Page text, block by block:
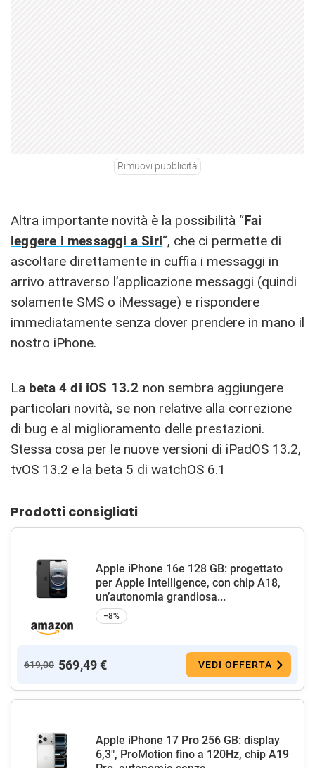
Rimuovi pubblicità
Altra importante novità è la possibilità “Fai
leggere i messaggi a Siri“, che ci permette di
ascoltare direttamente in cuffia i messaggi in
arrivo attraverso l’applicazione messaggi (quindi
solamente SMS o iMessage) e rispondere
immediatamente senza dover prendere in mano il
nostro iPhone.
La beta 4 di iOS 13.2 non sembra aggiungere
particolari novità, se non relative alla correzione
di bug e al miglioramento delle prestazioni.
Stessa cosa per le nuove versioni di iPadOS 13.2,
tvOS 13.2 e la beta 5 di watchOS 6.1
Prodotti consigliati
Apple iPhone 16e 128 GB: progettato
per Apple Intelligence, con chip A18,
un’autonomia grandiosa...
−8%
619,00 569,49 € VEDI OFFERTA
Apple iPhone 17 Pro 256 GB: display
6,3", ProMotion fino a 120Hz, chip A19